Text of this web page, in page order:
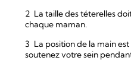
La taille des téterelles
chaque maman.
La position de la main
soutenez votre sein